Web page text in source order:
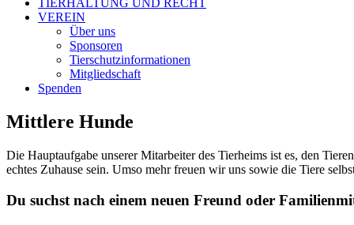
TIERHALTUNG UND RECHT
VEREIN
Über uns
Sponsoren
Tierschutzinformationen
Mitgliedschaft
Spenden
Mittlere Hunde
Die Hauptaufgabe unserer Mitarbeiter des Tierheims ist es, den
echtes Zuhause sein. Umso mehr freuen wir uns sowie die Tiere
Du suchst nach einem neuen Freund oder